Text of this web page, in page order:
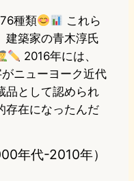
種類
これら
建築家の青木淳氏
2016年には、
ニューヨーク近代
品として認められ
存在になったんだ
年代-2010年）